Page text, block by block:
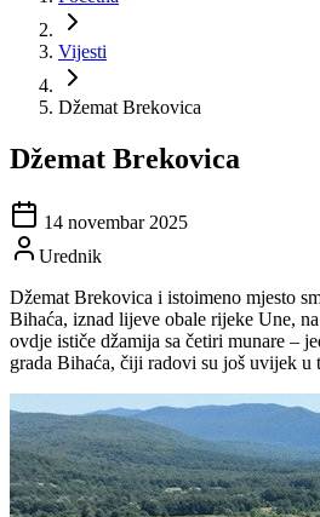
Vijesti
Džemat Brekovica
Džemat Brekovica
14 novembar 2025
Urednik
Džemat Brekovica i istoimeno mjesto
Bihaća, iznad lijeve obale rijeke Une,
ovdje ističe džamija sa četiri munare –
grada Bihaća, čiji radovi su još uvijek u